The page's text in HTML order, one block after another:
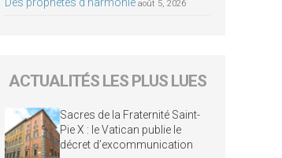
Des prophètes d’harmonie août 5, 2026
ACTUALITÉS LES PLUS LUES
Sacres de la Fraternité Saint-
Pie X : le Vatican publie le
décret d’excommunication